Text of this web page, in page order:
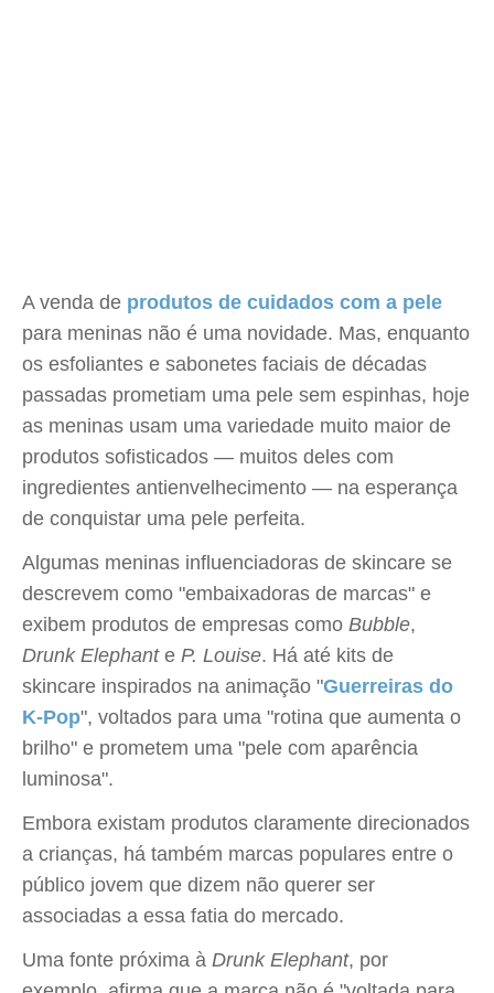
A venda de produtos de cuidados com a pele
para meninas não é uma novidade. Mas, enquanto
os esfoliantes e sabonetes faciais de décadas
passadas prometiam uma pele sem espinhas, hoje
as meninas usam uma variedade muito maior de
produtos sofisticados — muitos deles com
ingredientes antienvelhecimento — na esperança
de conquistar uma pele perfeita.
Algumas meninas influenciadoras de skincare se
descrevem como "embaixadoras de marcas" e
exibem produtos de empresas como Bubble,
Drunk Elephante P. Louise. Há até kits de
skincare inspirados na animação "Guerreiras do
K-Pop", voltados para uma "rotina que aumenta o
brilho" e prometem uma "pele com aparência
luminosa".
Embora existam produtos claramente direcionados
a crianças, há também marcas populares entre o
público jovem que dizem não querer ser
associadas a essa fatia do mercado.
Uma fonte próxima à Drunk Elephant, por